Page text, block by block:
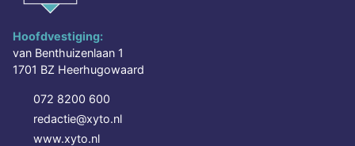
Hoofdvestiging:
van Benthuizenlaan 1
1701 BZ Heerhugowaard
072 8200 600
redactie@xyto.nl
www.xyto.nl